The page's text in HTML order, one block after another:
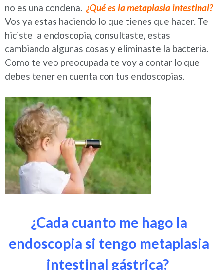
no es una condena. ¿Qué es la metaplasia intestinal?
Vos ya estas haciendo lo que tienes que hacer. Te
hiciste la endoscopia, consultaste, estas
cambiando algunas cosas y eliminaste la bacteria.
Como te veo preocupada te voy a contar lo que
debes tener en cuenta con tus endoscopias.
¿Cada cuanto me hago la
endoscopia si tengo metaplasia
intestinal gástrica?